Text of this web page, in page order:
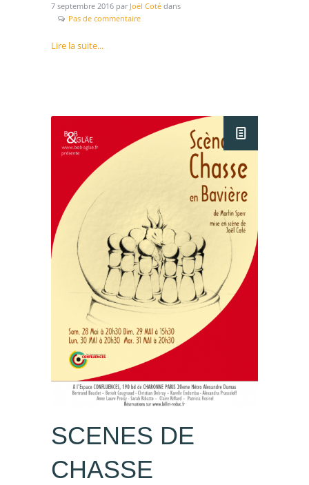
7 septembre 2016 par Joël Coté dans
Pas de commentaire
Lire la suite...
SCENES DE
CHASSE